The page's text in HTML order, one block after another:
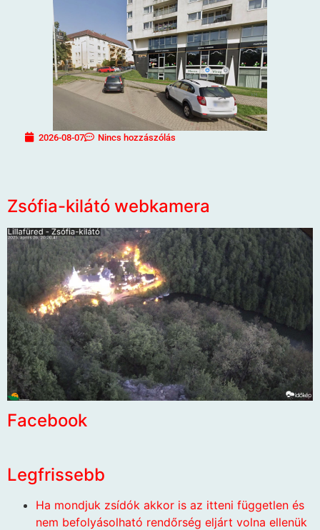
2026-08-07 Nincs hozzászólás
Zsófia-kilátó webkamera
Facebook
Legfrissebb
Ha mondjuk zsídók akkor is az itteni független és
nem befolyásolható rendőrség eljárt volna ellenük